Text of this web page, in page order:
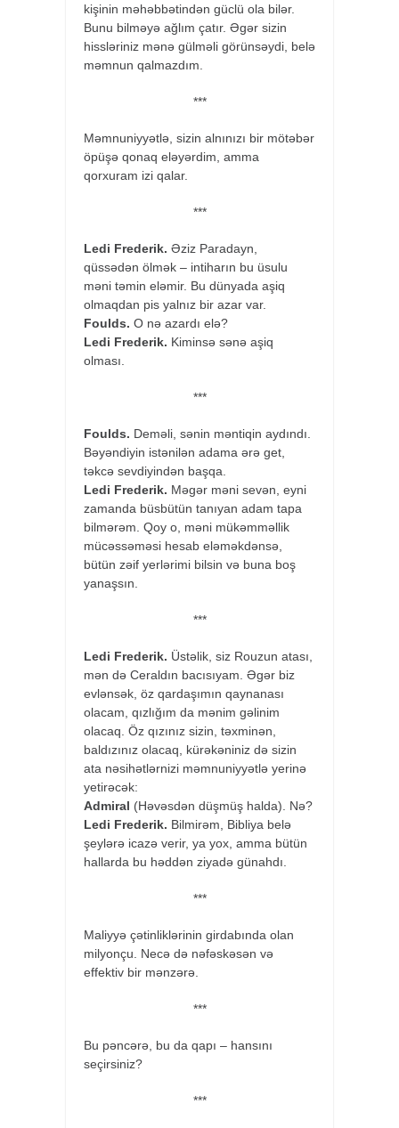
kişinin məhəbbətindən güclü ola bilər.
Bunu bilməyə ağlım çatır. Əgər sizin
hissləriniz mənə gülməli görünsəydi, belə
məmnun qalmazdım.
***
Məmnuniyyətlə, sizin alnınızı bir mötəbər
öpüşə qonaq eləyərdim, amma
qorxuram izi qalar.
***
Ledi Frederik. Əziz Paradayn,
qüssədən ölmək – intiharın bu üsulu
məni təmin eləmir. Bu dünyada aşiq
olmaqdan pis yalnız bir azar var.
Foulds. O nə azardı elə?
Ledi Frederik. Kiminsə sənə aşiq
olması.
***
Foulds. Deməli, sənin məntiqin aydındı.
Bəyəndiyin istənilən adama ərə get,
təkcə sevdiyindən başqa.
Ledi Frederik. Məgər məni sevən, eyni
zamanda büsbütün tanıyan adam tapa
bilmərəm. Qoy o, məni mükəmməllik
mücəssəməsi hesab eləməkdənsə,
bütün zəif yerlərimi bilsin və buna boş
yanaşsın.
***
Ledi Frederik. Üstəlik, siz Rouzun atası,
mən də Ceraldın bacısıyam. Əgər biz
evlənsək, öz qardaşımın qaynanası
olacam, qızlığım da mənim gəlinim
olacaq. Öz qızınız sizin, təxminən,
baldızınız olacaq, kürəkəniniz də sizin
ata nəsihətlərnizi məmnuniyyətlə yerinə
yetirəcək:
Admiral (Həvəsdən düşmüş halda). Nə?
Ledi Frederik. Bilmirəm, Bibliya belə
şeylərə icazə verir, ya yox, amma bütün
hallarda bu həddən ziyadə günahdı.
***
Maliyyə çətinliklərinin girdabında olan
milyonçu. Necə də nəfəskəsən və
effektiv bir mənzərə.
***
Bu pəncərə, bu da qapı – hansını
seçirsiniz?
***